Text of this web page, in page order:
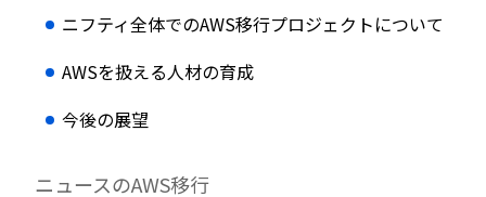
ニフティ全体でのAWS移行プロジェクトについて
AWSを扱える人材の育成
今後の展望
ニュースのAWS移行